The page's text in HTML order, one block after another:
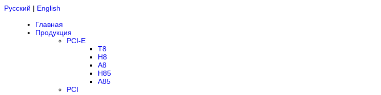
Русский | English
Главная
Продукция
PCI-E
T8
H8
A8
H85
A85
PCI